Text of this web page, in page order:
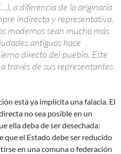
a diferencia de la originaria
indirecta y representativa.
modernos sean mucho más
antiguos hace
directo del pueblo. Este
través de sus representantes
está ya implícita una falacia. El
no sea posible en un
ella deba de ser desechada:
que el Estado debe ser reducido
en una comuna o federación